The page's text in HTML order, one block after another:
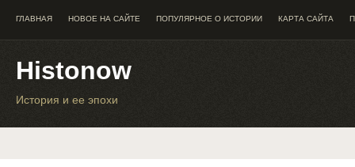
ГЛАВНАЯ НОВОЕ НА САЙТЕ ПОПУЛЯРНОЕ О ИСТОРИИ КАРТА САЙТА
Histonow
История и ее эпохи